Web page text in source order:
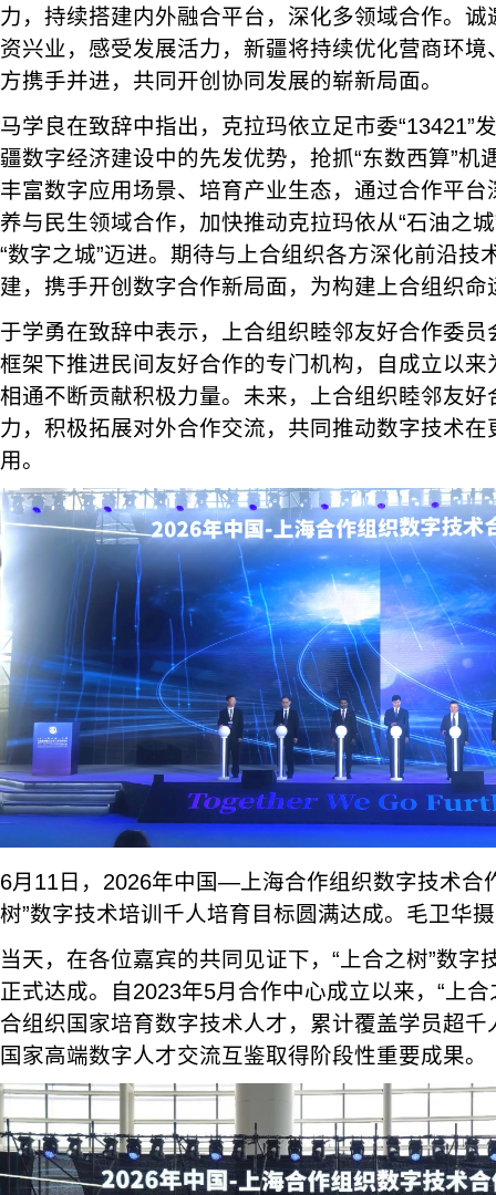
力，持续搭建内外融合平台，深化多领域合作。
资兴业，感受发展活力，新疆将持续优化营商环
方携手并进，共同开创协同发展的崭新局面。
马学良在致辞中指出，克拉玛依立足市委“13421”
疆数字经济建设中的先发优势，抢抓“东数西算”机
丰富数字应用场景、培育产业生态，通过合作平
养与民生领域合作，加快推动克拉玛依从“石油之城
“数字之城”迈进。期待与上合组织各方深化前沿技
建，携手开创数字合作新局面，为构建上合组织
于学勇在致辞中表示，上合组织睦邻友好合作委
框架下推进民间友好合作的专门机构，自成立以
相通不断贡献积极力量。未来，上合组织睦邻友好
力，积极拓展对外合作交流，共同推动数字技术
用。
6月11日，2026年中国—上海合作组织数字技术合
树”数字技术培训千人培育目标圆满达成。毛卫华
当天，在各位嘉宾的共同见证下，“上合之树”数字
正式达成。自2023年5月合作中心成立以来，“上
合组织国家培育数字技术人才，累计覆盖学员超
国家高端数字人才交流互鉴取得阶段性重要成果。